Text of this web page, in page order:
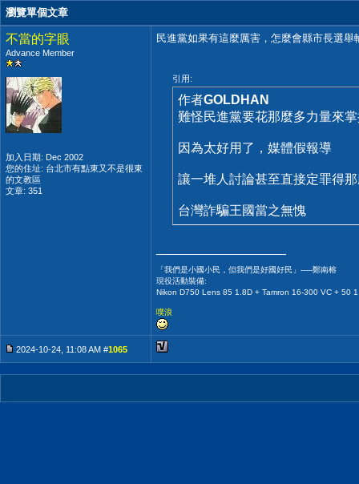
瀏覽單個文章
不當的字眼
Advance Member
加入日期: Dec 2002
您的住址: 台北市有點東又不是很東
的文教區
文章: 351
民進黨如果有這麼厲害，怎麼會縣市長選
引用:
作者GOLDHAN
難怪民進黨要花那麼多力量來
因為太好用了，媒體假報導
讓一堆人討論甚至直接定罪得
台灣詐騙王國當之無愧
「我們是小國小民，但我們是好國好民」-----鄭南榕
現役活動裝備:
Nikon D750 Lens 85 1.8D + Tamron 16-300 VC + 50
噗浪
2024-10-24, 11:08 AM #1065